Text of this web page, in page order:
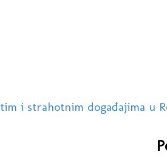
i strahotnim događajima u